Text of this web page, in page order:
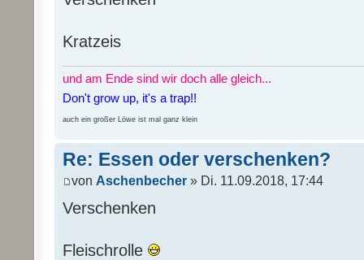
Kratzeis
und am Ende sind wir doch alle gleich...
Don't grow up, it's a trap!!
auch ein großer Löwe ist mal ganz klein
Re: Essen oder verschenken?
von Aschenbecher » Di. 11.09.2018, 17:44
Verschenken
Fleischrolle